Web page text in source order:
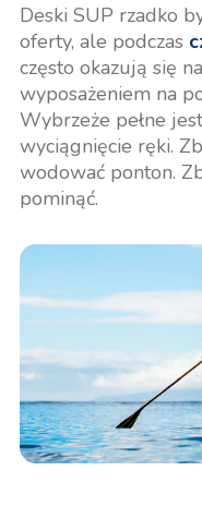
Deski SUP rzadko
oferty, ale podczas
często okazują się
wyposażeniem na
Wybrzeże pełne
wyciągnięcie ręki.
wodować ponton.
pominąć.